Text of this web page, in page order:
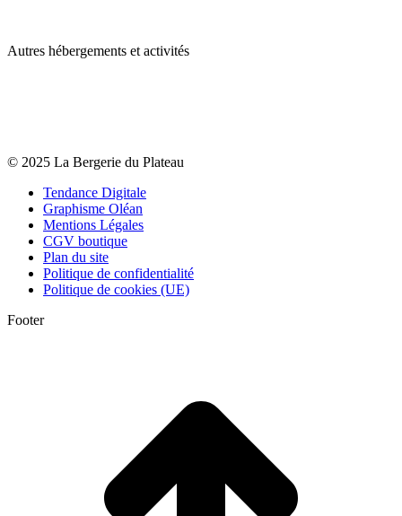
Autres hébergements et activités
© 2025 La Bergerie du Plateau
Tendance Digitale
Graphisme Oléan
Mentions Légales
CGV boutique
Plan du site
Politique de confidentialité
Politique de cookies (UE)
Footer